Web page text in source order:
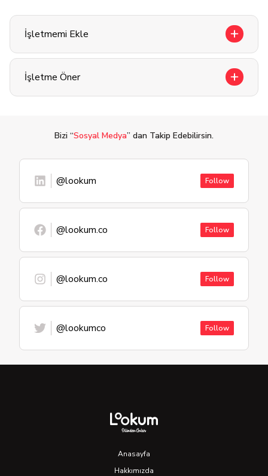
İşletmemi Ekle
İşletme Öner
Bizi “Sosyal Medya” dan Takip Edebilirsin.
@lookum Follow
@lookum.co Follow
@lookum.co Follow
@lookumco Follow
Anasayfa
Hakkımızda